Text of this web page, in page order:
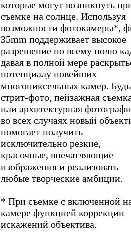
которые могут возникнуть
съемке на солнце. Используя
возможности фотокамеры*,
35mm поддерживает высокое
разрешение по всему полю
давая в полной мере
потенциалу новейших
многопиксельных камер.
стрит-фото, пейзажная
или архитектурная
во всех случаях новый
помогает получить
исключительно резкие,
красочные, впечатляющие
изображения и реализовать
любые творческие амбиции.
* При съемке с включенной
камере функцией коррекции
искажений объектива.